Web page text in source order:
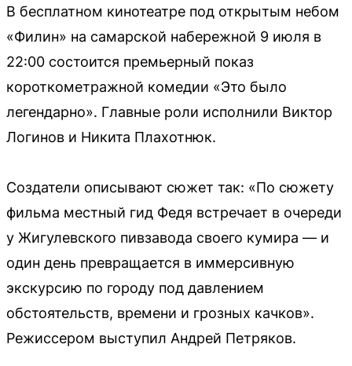
В бесплатном кинотеатре под открытым небом
«Филин» на самарской набережной 9 июля в
22:00 состоится премьерный показ
короткометражной комедии «Это было
легендарно». Главные роли исполнили Виктор
Логинов и Никита Плахотнюк.
Создатели описывают сюжет так: «По сюжету
фильма местный гид Федя встречает в очереди
у Жигулевского пивзавода своего кумира — и
один день превращается в иммерсивную
экскурсию по городу под давлением
обстоятельств, времени и грозных качков».
Режиссером выступил Андрей Петряков.